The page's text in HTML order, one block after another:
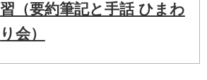
習（要約筆記と手話 ひまわ
り会）